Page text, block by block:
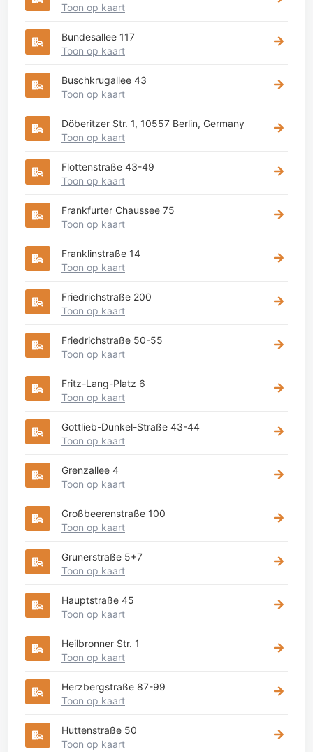
Toon op kaart
Bundesallee 117
Toon op kaart
Buschkrugallee 43
Toon op kaart
Döberitzer Str. 1, 10557 Berlin, Germany
Toon op kaart
Flottenstraße 43-49
Toon op kaart
Frankfurter Chaussee 75
Toon op kaart
Franklinstraße 14
Toon op kaart
Friedrichstraße 200
Toon op kaart
Friedrichstraße 50-55
Toon op kaart
Fritz-Lang-Platz 6
Toon op kaart
Gottlieb-Dunkel-Straße 43-44
Toon op kaart
Grenzallee 4
Toon op kaart
Großbeerenstraße 100
Toon op kaart
Grunerstraße 5+7
Toon op kaart
Hauptstraße 45
Toon op kaart
Heilbronner Str. 1
Toon op kaart
Herzbergstraße 87-99
Toon op kaart
Huttenstraße 50
Toon op kaart